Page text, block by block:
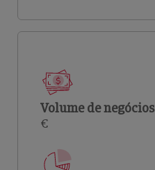
Volume de negócios
€